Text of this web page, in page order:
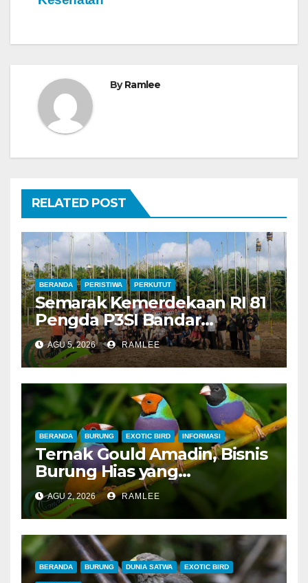
ByRamlee
RELATED POST
BERANDA PERISTIWA PERKUTUT
Semarak Kemerdekaan RI 81
Pengda P3SI Bandar
Lampung, Potong Tumpeng
Menandai Peresmian
Lapangan Baru, Mawar
Merah dan Jahanam Juara
AGU 5, 2026 RAMLEE
BERANDA BURUNG EXOTIC BIRD INFORMASI
Ternak Gould Amadin, Bisnis
Burung Hias yang
Menguntungkan
AGU 2, 2026 RAMLEE
BERANDA BURUNG DUNIA SATWA EXOTIC BIRD